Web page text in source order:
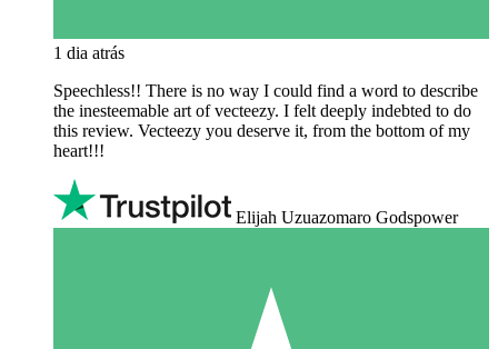
1 dia atrás
Speechless!! There is no way I could find a word to describe
the inesteemable art of vecteezy. I felt deeply indebted to do
this review. Vecteezy you deserve it, from the bottom of my
heart!!!
Elijah Uzuazomaro Godspower